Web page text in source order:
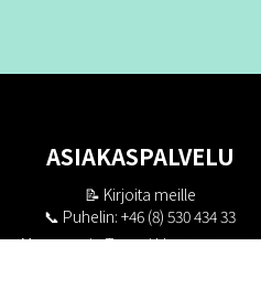
ASIAKASPALVELU
📝 Kirjoita meille
📞 Puhelin: +46 (8) 530 434 33
Maanantai - Torstai klo 10.00 - 17.00